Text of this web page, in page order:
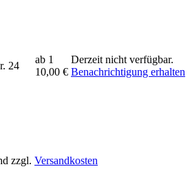
24
ab 1
10,00 €
Derzeit nicht verfügbar.
Benachrichtigung erhalten
zzgl. Versandkosten